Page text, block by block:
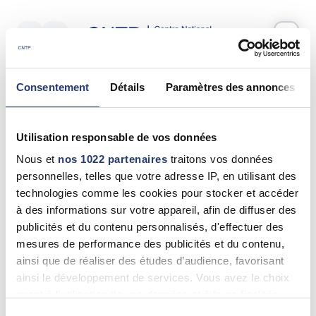
Consentement Détails Paramètres des annonces
Utilisation responsable de vos données
Nous et nos 1022 partenaires traitons vos données
personnelles, telles que votre adresse IP, en utilisant des
technologies comme les cookies pour stocker et accéder
à des informations sur votre appareil, afin de diffuser des
publicités et du contenu personnalisés, d'effectuer des
mesures de performance des publicités et du contenu,
ainsi que de réaliser des études d’audience, favorisant
ainsi le développement de services. Vous avez le choix
Votre test psychotechnique
Mardi 09 Juin 2026à09:00
Nom *
Prénom(s) *
Email *